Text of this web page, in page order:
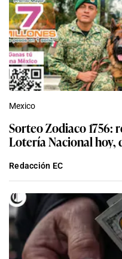
Mexico
Sorteo Zodiaco 1756:
Lotería Nacional hoy,
Redacción EC